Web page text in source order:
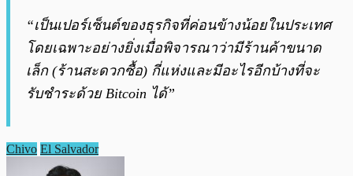
“เป็นเปอร์เซ็นต์ของธุรกิจที่ค่อนข้างน้อยในประเทศ
โดยเฉพาะอย่างยิ่งเมื่อพิจารณาว่ามีร้านค้าขนาด
เล็ก (ร้านสะดวกซื้อ) กี่แห่งและมีอะไรอีกบ้างที่จะ
รับชำระด้วย Bitcoin ได้”
Chivo El Salvador